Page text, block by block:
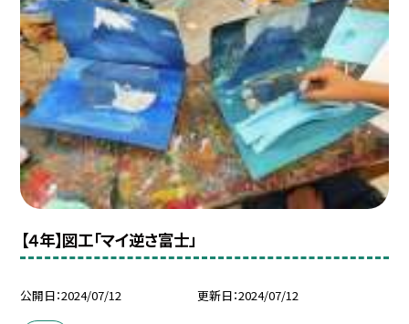
【４年】図工「マイ逆さ富士」
公開日 2024/07/12 更新日 2024/07/12